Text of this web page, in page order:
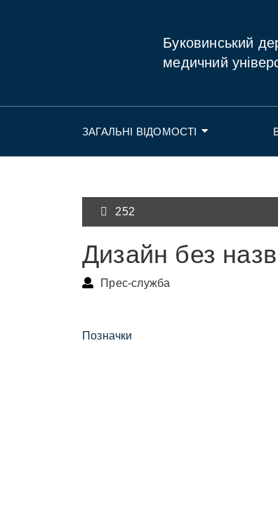
Буковинський
медичний
ЗАГАЛЬНІ ВІДОМОСТІ
252
Дизайн без
Прес-служба
Позначки